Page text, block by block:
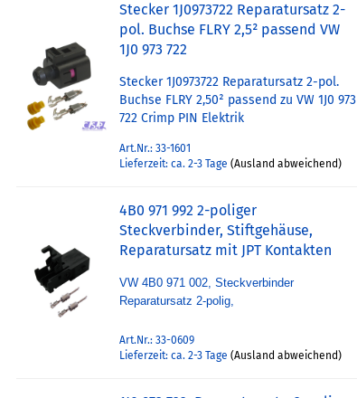
Stecker 1J0973722 Reparatursatz 2-
pol. Buchse FLRY 2,5² passend VW
1J0 973 722
Stecker 1J0973722 Reparatursatz 2-pol.
Buchse FLRY 2,50² passend zu VW 1J0 973
722 Crimp PIN Elektrik
Art.Nr.: 33-1601
Lieferzeit: ca. 2-3 Tage (Ausland abweichend)
4B0 971 992 2-poliger
Steckverbinder, Stiftgehäuse,
Reparatursatz mit JPT Kontakten
VW 4B0 971 002, Steckverbinder
Reparatursatz 2-polig,
Art.Nr.: 33-0609
Lieferzeit: ca. 2-3 Tage (Ausland abweichend)